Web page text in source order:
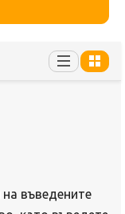
въведените